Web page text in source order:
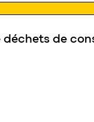
déchets de